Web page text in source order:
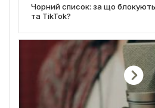
Чорний список: за що блокують
та TikTok?